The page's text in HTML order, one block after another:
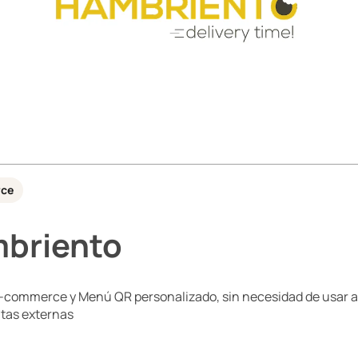
commerce y Menú QR personalizado, sin necesidad de usar
externas